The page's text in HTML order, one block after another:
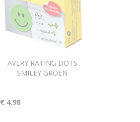
AVERY RATING DOTS
SMILEY GROEN
€ 4,98